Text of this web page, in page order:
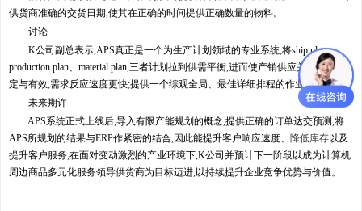
供货商准确的交货日期,使其在正确的时间提供正确数量的物料。
讨论
K公司副总表示,APS真正是一个为生产计划领域的专业系统;将ship plan、
production plan、material plan,三者计划拉到供需平衡,进而使产销供应关系更为稳
定与有效,需求反应速度更快;提供一个综观全局、最佳详细排程的作业规划。
未来期许
APS系统正式上线后,导入有限产能规划的概念,提供正确的订单达交预测,将
APS所规划的结果与ERP作紧密的结合,因此能提升客户响应速度、 降低库存以及
提升客户服务,在面对变动激烈的产业环境下,K公司并预计下一阶段以成为计算机
周边商品多元化服务领导供货商为目标迈进,以持续提升企业竞争优势与价值。